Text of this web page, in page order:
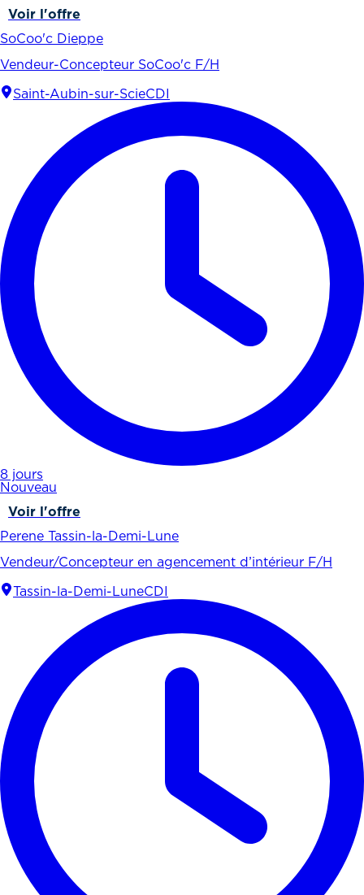
Voir l'offre
SoCoo'c Dieppe
Vendeur-Concepteur SoCoo'c F/H
Saint-Aubin-sur-ScieCDI
8 jours
Nouveau
Voir l'offre
Perene Tassin-la-Demi-Lune
Vendeur/Concepteur en agencement d’intérieur F/H
Tassin-la-Demi-LuneCDI